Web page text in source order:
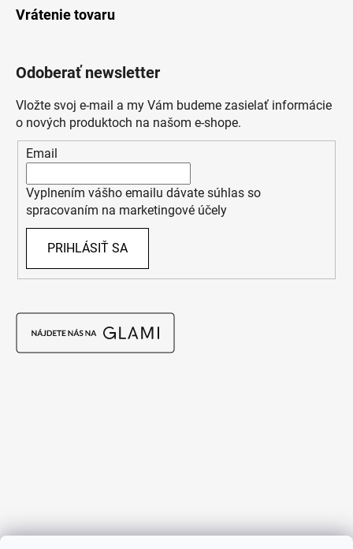
Vrátenie tovaru
Odoberať newsletter
Vložte svoj e-mail a my Vám budeme zasielať informácie
o nových produktoch na našom e-shope.
Email
Vyplnením vášho emailu dávate súhlas so
spracovaním na marketingové účely
PRIHLÁSIŤ SA